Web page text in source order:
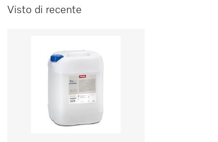
Visto di recente